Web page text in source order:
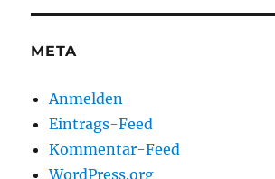
META
Anmelden
Eintrags-Feed
Kommentar-Feed
WordPress.org